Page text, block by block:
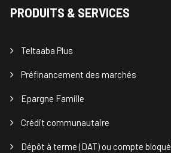
PRODUITS & SERVICES
Teltaaba Plus
Préfinancement des marchés
Epargne Famille
Crédit communautaire
Dépôt à terme (DAT) ou compte bloqué